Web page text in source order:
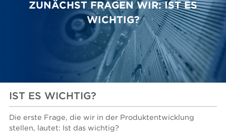
ZUNÄCHST FRAGEN WIR: IST ES
WICHTIG?
IST ES WICHTIG?
Die erste Frage, die wir in der Produktentwicklung
stellen, lautet: Ist das wichtig?